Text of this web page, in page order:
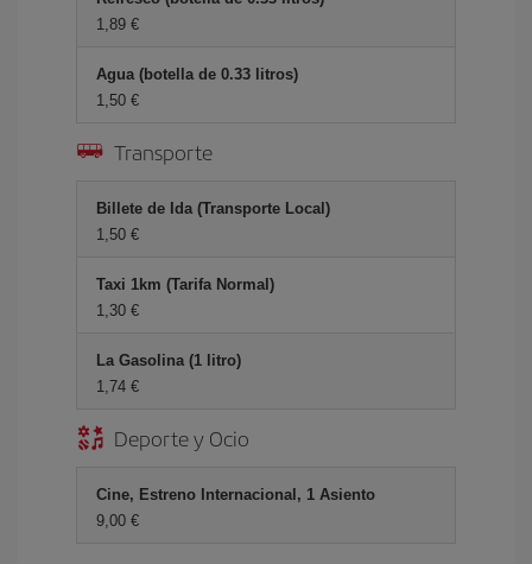
1,89 €
Agua (botella de 0.33 litros)
1,50 €
Transporte
Billete de Ida (Transporte Local)
1,50 €
Taxi 1km (Tarifa Normal)
1,30 €
La Gasolina (1 litro)
1,74 €
Deporte y Ocio
Cine, Estreno Internacional, 1 Asiento
9,00 €